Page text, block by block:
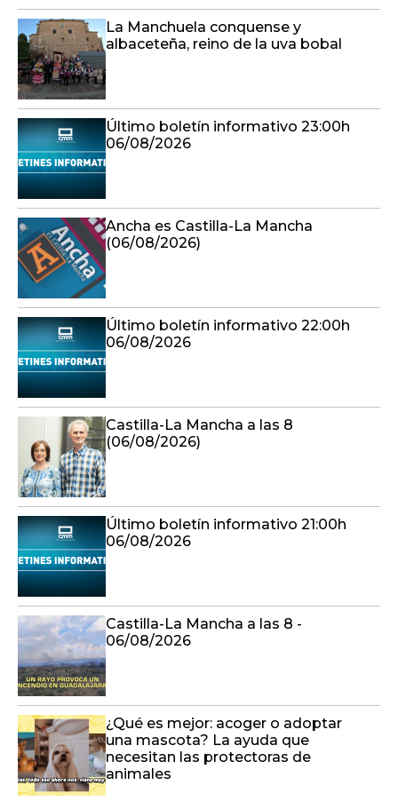
La Manchuela conquense y
albaceteña, reino de la uva bobal
Último boletín informativo 23:00h
06/08/2026
Ancha es Castilla-La Mancha
(06/08/2026)
Último boletín informativo 22:00h
06/08/2026
Castilla-La Mancha a las 8
(06/08/2026)
Último boletín informativo 21:00h
06/08/2026
Castilla-La Mancha a las 8 -
06/08/2026
¿Qué es mejor: acoger o adoptar
una mascota? La ayuda que
necesitan las protectoras de
animales